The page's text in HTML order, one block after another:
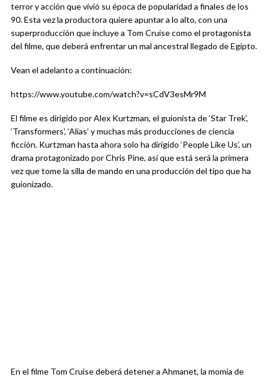
terror y acción que vivió su época de popularidad a finales de los
90. Esta vez la productora quiere apuntar a lo alto, con una
superproducción que incluye a Tom Cruise como el protagonista
del filme, que deberá enfrentar un mal ancestral llegado de Egipto.
Vean el adelanto a continuación:
https://www.youtube.com/watch?v=sCdV3esMr9M
El filme es dirigido por Alex Kurtzman, el guionista de ‘Star Trek’,
‘Transformers’, ‘Alias’ y muchas más producciones de ciencia
ficción. Kurtzman hasta ahora solo ha dirigido ‘People Like Us’, un
drama protagonizado por Chris Pine, así que está será la primera
vez que tome la silla de mando en una producción del tipo que ha
guionizado.
En el filme Tom Cruise deberá detener a Ahmanet, la momia de